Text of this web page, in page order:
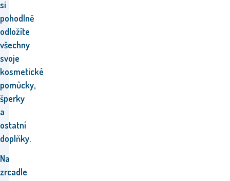
si
pohodlně
odložíte
všechny
svoje
kosmetické
pomůcky,
šperky
a
ostatní
doplňky.
Na
zrcadle